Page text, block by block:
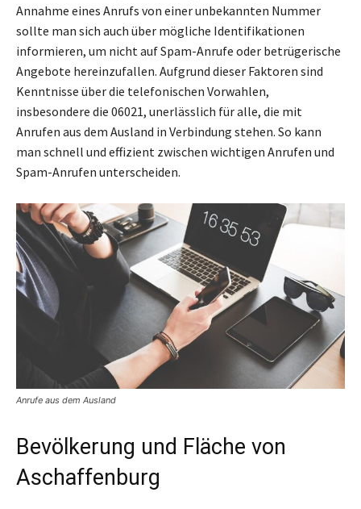
Annahme eines Anrufs von einer unbekannten Nummer
sollte man sich auch über mögliche Identifikationen
informieren, um nicht auf Spam-Anrufe oder betrügerische
Angebote hereinzufallen. Aufgrund dieser Faktoren sind
Kenntnisse über die telefonischen Vorwahlen,
insbesondere die 06021, unerlässlich für alle, die mit
Anrufen aus dem Ausland in Verbindung stehen. So kann
man schnell und effizient zwischen wichtigen Anrufen und
Spam-Anrufen unterscheiden.
Anrufe aus dem Ausland
Bevölkerung und Fläche von
Aschaffenburg